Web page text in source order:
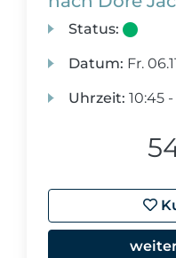
Status:
Datum: Fr.
Uhrzeit: 10:45